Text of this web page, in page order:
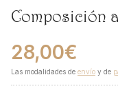
Composición
28,00€
Las modalidades de envío y de